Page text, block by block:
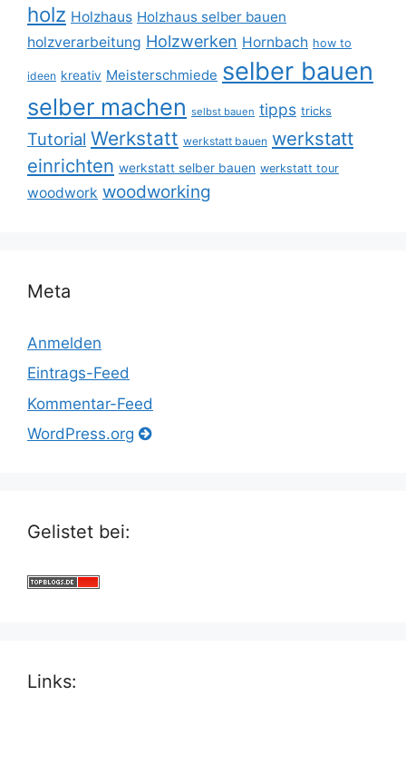
holz Holzhaus Holzhaus selber bauen
holzverarbeitung Holzwerken Hornbach how to
ideen kreativ Meisterschmiede selber bauen
selber machen selbst bauen tipps tricks
Tutorial Werkstatt werkstatt bauen werkstatt
einrichten werkstatt selber bauen werkstatt tour
woodwork woodworking
Meta
Anmelden
Eintrags-Feed
Kommentar-Feed
WordPress.org
Gelistet bei:
Links: